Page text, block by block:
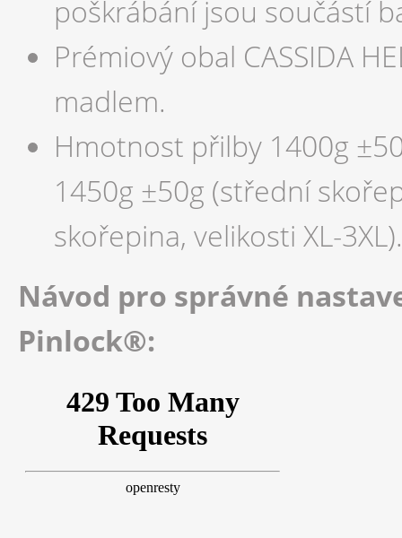
poškrábání jsou součástí
Prémiový obal CASSIDA
madlem.
Hmotnost přilby 1400g
1450g ±50g (střední
skořepina, velikosti XL-3XL).
Návod pro správné
Pinlock®: